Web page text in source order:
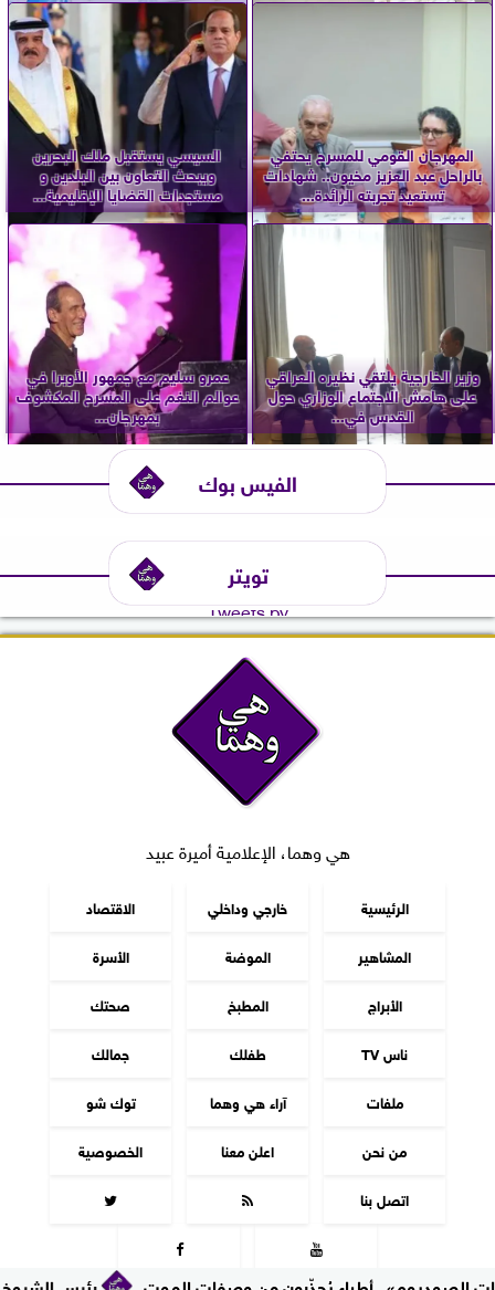
المهرجان القومي للمسرح يحتفي
بالراحل عبد العزيز مخيون.. شهادات
تستعيد تجربته الرائدة...
السيسي يستقبل ملك البحرين
ويبحث التعاون بين البلدين و
مستجدات القضايا الإقليمية...
وزير الخارجية يلتقي نظيره العراقي
على هامش الاجتماع الوزاري حول
القدس في...
عمرو سليم مع جمهور الأوبرا في
عوالم النغم على المسرح المكشوف
بمهرجان...
الفيس بوك
تويتر
Tweets by
هي وهما، الإعلامية أميرة عبيد
الرئيسية خارجي وداخلي
الاقتصاد
المشاهير
الموضة
الأسرة
الأبراج
المطبخ
صحتك
ناس TV
طفلك
جمالك
ملفات
آراء هي وهما
توك شو
من نحن
اعلن معنا
الخصوصية
اتصل بنا



